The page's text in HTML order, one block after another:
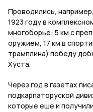
Проводились,
1923 году в
многоборье: 5 км с
оружием, 17 км в
трамплина) победу
Хуста.
Через год в газетах
подкарпаторуской
которые еще и